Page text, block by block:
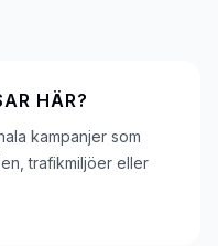
HÄR?
kampanjer som
trafikmiljöer eller